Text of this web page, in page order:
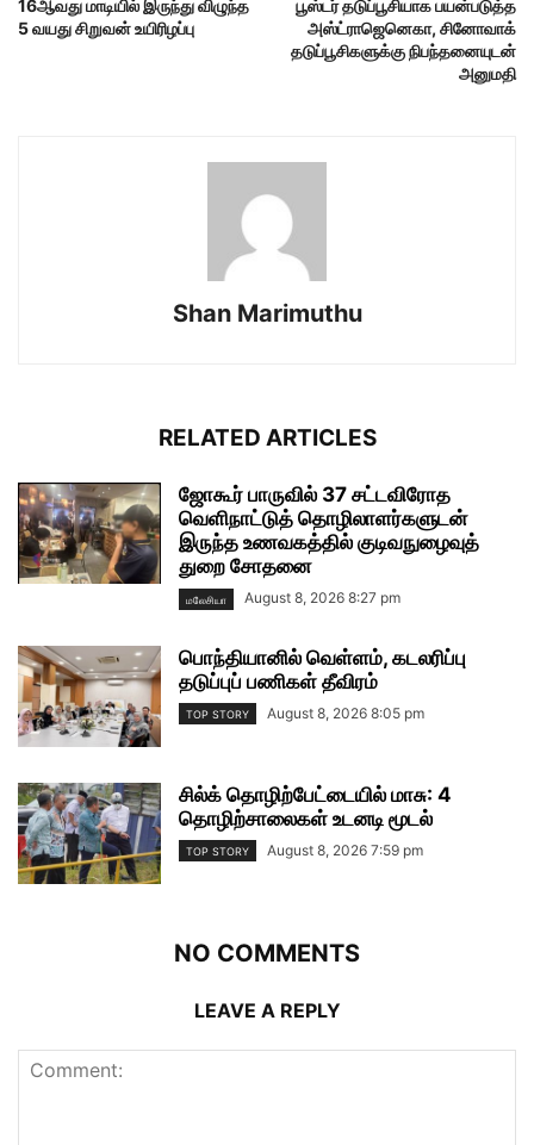
16ஆவது மாடியில் இருந்து விழுந்த
5 வயது சிறுவன் உயிரிழப்பு
பூஸ்டர் தடுப்பூசியாக பயன்படுத்த
அஸ்ட்ராஜெனெகா, சினோவாக்
தடுப்பூசிகளுக்கு நிபந்தனையுடன்
அனுமதி
Shan Marimuthu
RELATED ARTICLES
ஜோகூர் பாருவில் 37 சட்டவிரோத
வெளிநாட்டுத் தொழிலாளர்களுடன்
இருந்த உணவகத்தில் குடிவநுழைவுத்
துறை சோதனை
மலேசியா August 8, 2026 8:27 pm
பொந்தியானில் வெள்ளம், கடலரிப்பு
தடுப்புப் பணிகள் தீவிரம்
TOP STORY August 8, 2026 8:05 pm
சில்க் தொழிற்பேட்டையில் மாசு: 4
தொழிற்சாலைகள் உடனடி மூடல்
TOP STORY August 8, 2026 7:59 pm
NO COMMENTS
LEAVE A REPLY